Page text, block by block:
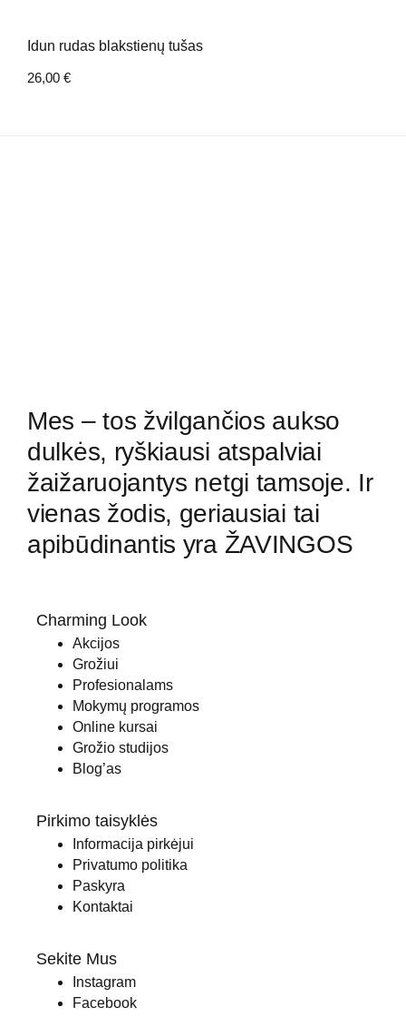
Idun rudas blakstienų tušas
26,00 €
Mes – tos žvilgančios aukso
dulkės, ryškiausi atspalviai
žaižaruojantys netgi tamsoje. Ir
vienas žodis, geriausiai tai
apibūdinantis yra ŽAVINGOS
Charming Look
Akcijos
Grožiui
Profesionalams
Mokymų programos
Online kursai
Grožio studijos
Blog’as
Pirkimo taisyklės
Informacija pirkėjui
Privatumo politika
Paskyra
Kontaktai
Sekite Mus
Instagram
Facebook